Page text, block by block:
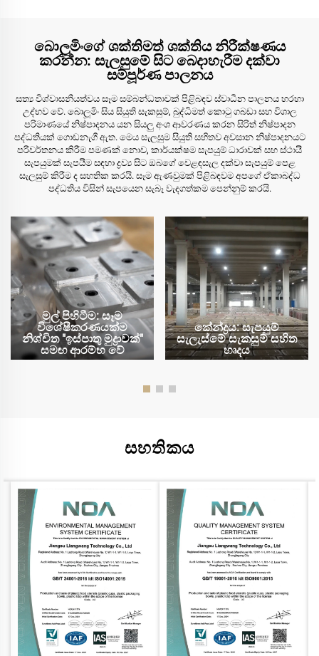
බොලූමිංගේ ශක්තිමත් ශක්තිය නිරීක්ෂණය
කරන්න: සැලසුමේ සිට බෙදාහැරීම දක්වා
සම්පූර්ණ පාලනය
සත්‍ය විශ්වාසනීයත්වය සෑම සම්බන්ධතාවක් පිළිබඳව ස්වාධීන පාලනය හරහා
උද්භව වේ. බොලූමිං සිය සියුති සැකසුම්, බුද්ධිමත් කොටු ගබඩා සහ විශාල
පරිමාණයේ නිෂ්පාදනය යන සියලු අංශ ආවරණය කරන සිරිත් නිෂ්පාදන
පද්ධතියක් ගොඩනැගී ඇත. මෙය සැලසුම සියුති සහිතව අවසාන නිෂ්පාදනයට
පරිවර්තනය කිරීම පමණක් නොව, කාර්යක්ෂම සැපයුම් ධාරාවක් සහ ස්ථායී
සැපයුමක් සැපයීම සඳහා ද්‍රව්‍ය සිට ඔබගේ වෙළඳසැල දක්වා සැපයුම් පෙළ
සැලසුම් කිරීම ද සහතික කරයි. සෑම ඇණවුමක් පිළිබඳවම අපගේ ඒකාබද්ධ
පද්ධතිය විසින් සැපයෙන සැබෑ වැදගත්කම පෙන්නුම් කරයි.
මුල් පිහිටීම: සෑම
විශේෂීකරණයක්ම
නිශ්චිත "ඉස්පාතු මුද්‍රාවක්"
සමඟ ආරම්භ වේ
කේන්ද්‍රය: සැපයුම්
සැලැස්මේ සැකසුම් සහිත
හෘදය
සහතිකය